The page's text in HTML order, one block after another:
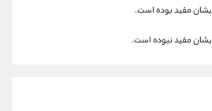
مفید بوده است.
مفید نبوده است.